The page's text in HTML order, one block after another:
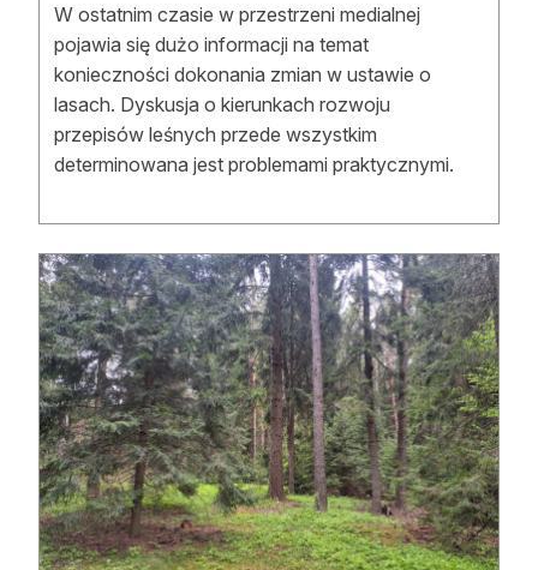
W ostatnim czasie w przestrzeni medialnej
pojawia się dużo informacji na temat
konieczności dokonania zmian w ustawie o
lasach. Dyskusja o kierunkach rozwoju
przepisów leśnych przede wszystkim
determinowana jest problemami praktycznymi.